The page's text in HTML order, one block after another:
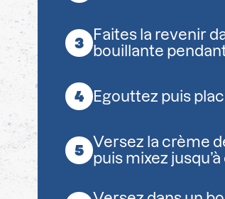
Faites la revenir
bouillante
Egouttez puis
Versez la crème
puis mixez